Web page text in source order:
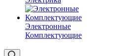
Электронные
Комплектующие